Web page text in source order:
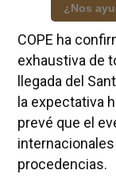
¿Nos
COPE ha
exhaustiva de
llegada del
la expectativa
prevé que el
procedencias.